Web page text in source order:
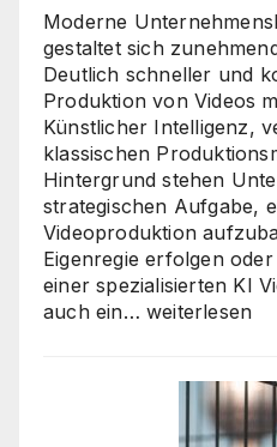
Moderne
gestaltet sich
Deutlich schneller und
Produktion von Videos
Künstlicher Intelligenz,
klassischen
Hintergrund stehen
strategischen Aufgabe,
Videoproduktion
Eigenregie erfolgen
einer spezialisierten KI
auch ein… KI
oder
Inhouse-
Produktion?
weiterlesen